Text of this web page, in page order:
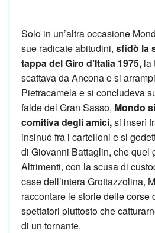
Solo in un’altra occasione
sue radicate abitudini, sfidò la
tappa del Giro d’Italia 1975, la
scattava da Ancona e si
Pietracamela e si concludeva
falde del Gran Sasso, Mondo
comitiva degli amici,si inserì
insinuò fra i cartelloni e si
di Giovanni Battaglin, che quel
Altrimenti, con la scusa di
case dell’intera Grottazzolina,
raccontare le storie delle corse
spettatori piuttosto che
di un tornante.